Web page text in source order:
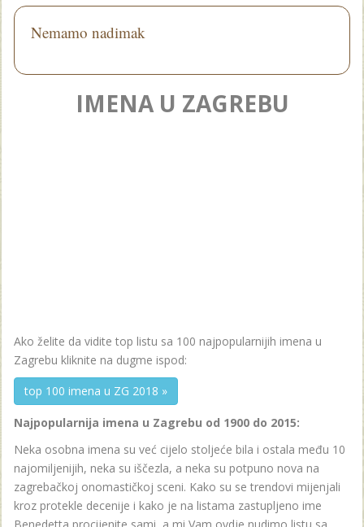
Nemamo nadimak
IMENA U ZAGREBU
Ako želite da vidite top listu sa 100 najpopularnijih imena u
Zagrebu kliknite na dugme ispod:
top 100 imena u ZG 2018 »
Najpopularnija imena u Zagrebu od 1900 do 2015:
Neka osobna imena su već cijelo stoljeće bila i ostala među 10
najomiljenijih, neka su iščezla, a neka su potpuno nova na
zagrebačkoj onomastičkoj sceni. Kako su se trendovi mijenjali
kroz protekle decenije i kako je na listama zastupljeno ime
Benedetta procijenite sami, a mi Vam ovdje nudimo listu sa